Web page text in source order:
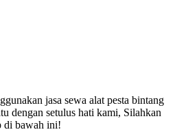
jasa sewa alat pesta bintang
dengan setulus hati kami, Silahkan
di bawah ini!